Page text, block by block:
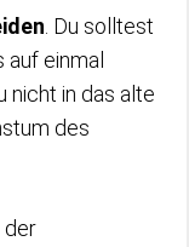
. Du solltest
auf einmal
nicht in das alte
des
der